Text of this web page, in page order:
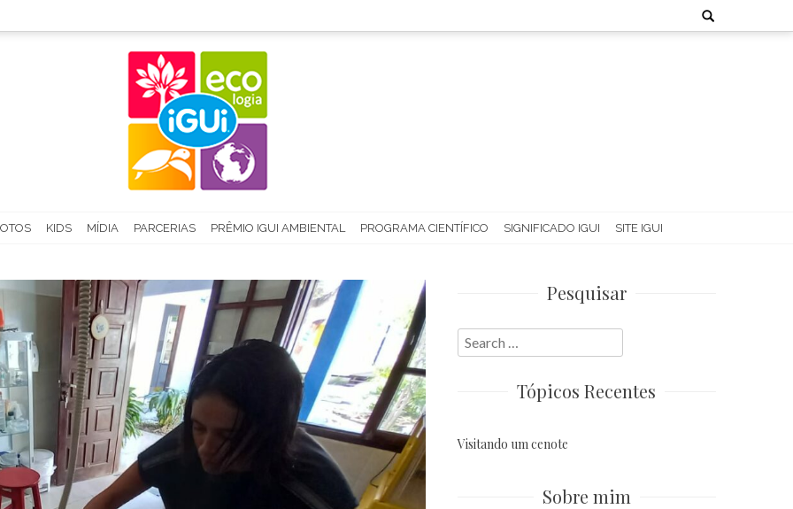
Search
for:
KIDS MÍDIA PARCERIAS PRÊMIO IGUI AMBIENTAL PROGRAMA CIENTÍFICO SIGNIFICADO IGUI SITE IGUI
Pesquisar
Search
for:
Tópicos Recentes
Visitando um cenote
Sobre mim